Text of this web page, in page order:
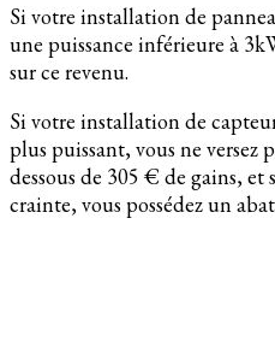
Si votre installation de
une puissance inférieure à
sur ce revenu.
Si votre installation de
plus puissant, vous ne versez
dessous de 305 € de gains, et
crainte, vous possédez un